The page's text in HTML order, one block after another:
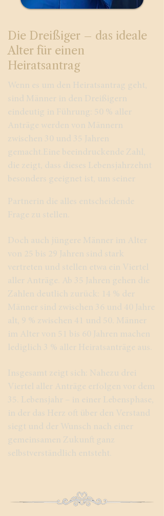
Die Dreißiger – das ideale
Alter für einen
Heiratsantrag
Wenn es um den Heiratsantrag geht,
sind Männer in den Dreißigern
eindeutig in Führung: 50 % aller
Anträge werden von Männern
zwischen 30 und 35 Jahren
gemacht.Eine beeindruckende Zahl,
die zeigt, dass dieses Lebensjahrzehnt
besonders geeignet ist, um seiner
Partnerin die alles entscheidende
Frage zu stellen.
Doch auch jüngere Männer im Alter
von 25 bis 29 Jahren sind stark
vertreten und stellen etwa ein Viertel
aller Anträge. Ab 35 Jahren gehen die
Zahlen deutlich zurück: 14 % der
Männer sind zwischen 36 und 40 Jahre
alt, 9 % zwischen 41 und 50. Männer
im Alter von 51 bis 60 Jahren machen
lediglich 3 % aller Heiratsanträge aus.
Insgesamt zeigt sich: Nahezu drei
Viertel aller Anträge erfolgen vor dem
35. Lebensjahr – in einer Lebensphase,
in der das Herz oft über den Verstand
siegt und der Wunsch nach einer
gemeinsamen Zukunft ganz
selbstverständlich entsteht.